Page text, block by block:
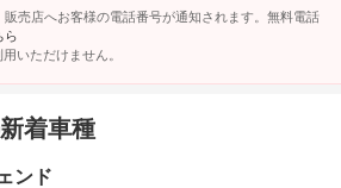
売店へお客様の電話番号が通知されます。無料電話
ら
いただけません。
着車種
ンド